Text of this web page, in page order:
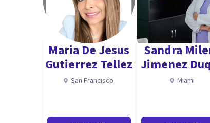
Maria De Jesus
Gutierrez Tellez
San Francisco
Sandra
Jimenez
Miami